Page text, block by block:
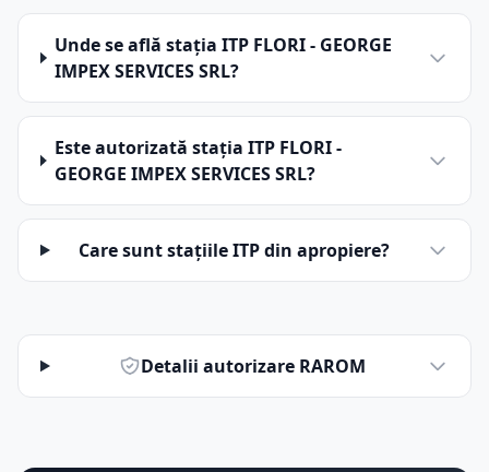
Unde se află stația ITP FLORI - GEORGE
IMPEX SERVICES SRL?
Este autorizată stația ITP FLORI -
GEORGE IMPEX SERVICES SRL?
Care sunt stațiile ITP din apropiere?
Detalii autorizare RAROM